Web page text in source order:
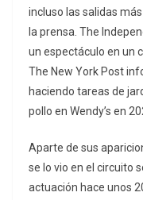
incluso las salidas
la prensa. The
un espectáculo en un
The New York Post
haciendo tareas de
pollo en Wendy’s en
Aparte de sus
se lo vio en el circuito
actuación hace unos